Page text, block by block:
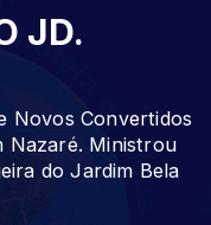
JD.
Novos Convertidos
Nazaré. Ministrou
do Jardim Bela